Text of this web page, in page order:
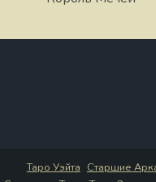
Таро Уэйта Старшие